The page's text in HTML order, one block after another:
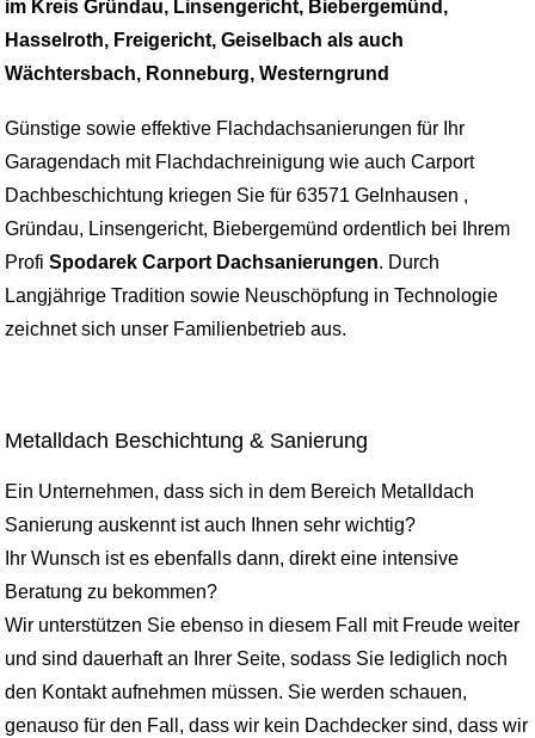
im Kreis Gründau, Linsengericht, Biebergemünd,
Hasselroth, Freigericht, Geiselbach als auch
Wächtersbach, Ronneburg, Westerngrund
Günstige sowie effektive Flachdachsanierungen für Ihr
Garagendach mit Flachdachreinigung wie auch Carport
Dachbeschichtung kriegen Sie für 63571 Gelnhausen ,
Gründau, Linsengericht, Biebergemünd ordentlich bei Ihrem
Profi Spodarek Carport Dachsanierungen. Durch
Langjährige Tradition sowie Neuschöpfung in Technologie
zeichnet sich unser Familienbetrieb aus.
Metalldach Beschichtung & Sanierung
Ein Unternehmen, dass sich in dem Bereich Metalldach
Sanierung auskennt ist auch Ihnen sehr wichtig?
Ihr Wunsch ist es ebenfalls dann, direkt eine intensive
Beratung zu bekommen?
Wir unterstützen Sie ebenso in diesem Fall mit Freude weiter
und sind dauerhaft an Ihrer Seite, sodass Sie lediglich noch
den Kontakt aufnehmen müssen. Sie werden schauen,
genauso für den Fall, dass wir kein Dachdecker sind, dass wir